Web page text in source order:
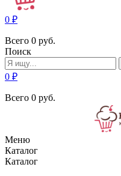
0 ₽
Всего 0 руб.
Поиск
0 ₽
Всего 0 руб.
Меню
Каталог
Каталог